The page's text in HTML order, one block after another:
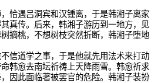
恰遇吕洞宾和汉锺离，于是韩湘子离家
真传。后来，韩湘子游历到一地方，见
摘桃，不想树枝突然折断，韩湘子堕地
信道学之事，于是他就先用法术来打动
韩愈去南坛祈祷上天降雨雪。韩愈祈求
因此面临著被罢官的危险。韩湘子装扮